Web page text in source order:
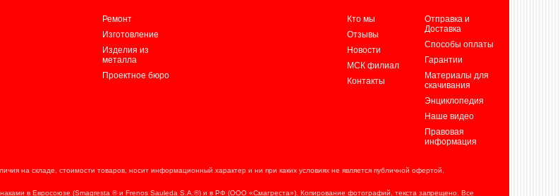
Ремонт
Изготовление
Изделия из
металла
Проектное бюро
Кто мы
Отзывы
Новости
МСК филиал
Контакты
Отправка и
Доставка
Способы оплаты
Гарантии
Материалы для
скачивания
Энциклопедия
Наше видео
Правовая
информация
на складе, стоимости товаров, носит информационный характер и ни при каких условиях не является публичной офертой,
в Евросоюзе (Smagresta ® и Frenos Sauleda S.A.®) и в РФ (ООО «Смагреста»). Копирование фотографий, текста запрещено. Все